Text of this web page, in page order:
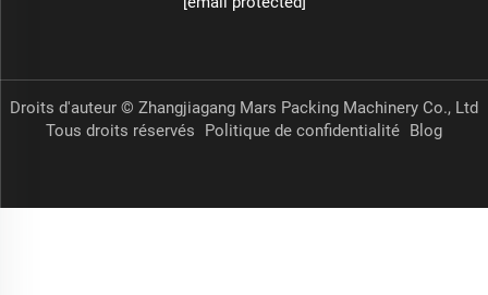
Droits d'auteur © Zhangjiagang Mars Packing Machinery Co., Ltd
Tous droits réservés
Politique de confidentialité Blog